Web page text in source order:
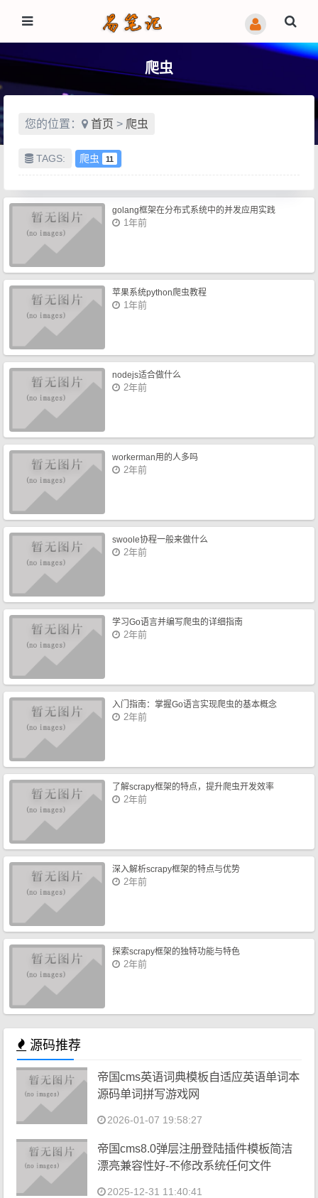
爬虫
您的位置： 首页 > 爬虫
TAGS: 爬虫 11
golang框架在分布式系统中的并发应用实践
1年前
苹果系统python爬虫教程
1年前
nodejs适合做什么
2年前
workerman用的人多吗
2年前
swoole协程一般来做什么
2年前
学习Go语言并编写爬虫的详细指南
2年前
入门指南：掌握Go语言实现爬虫的基本概念
2年前
了解scrapy框架的特点，提升爬虫开发效率
2年前
深入解析scrapy框架的特点与优势
2年前
探索scrapy框架的独特功能与特色
2年前
源码推荐
帝国cms英语词典模板自适应英语单词本
源码单词拼写游戏网
2026-01-07 19:58:27
帝国cms8.0弹层注册登陆插件模板简洁
漂亮兼容性好-不修改系统任何文件
2025-12-31 11:40:41